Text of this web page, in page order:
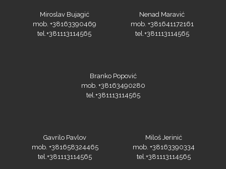
Miroslav Bujagić
mob. +38163390469
tel.+381113114565
Nenad Maravić
mob. +381641172161
tel.+381113114565
Branko Popović
mob. +38163490280
tel.+381113114565
Gavrilo Pavlov
mob. +381658324465
tel.+381113114565
Miloš Jerinić
mob. +38163390334
tel.+381113114565